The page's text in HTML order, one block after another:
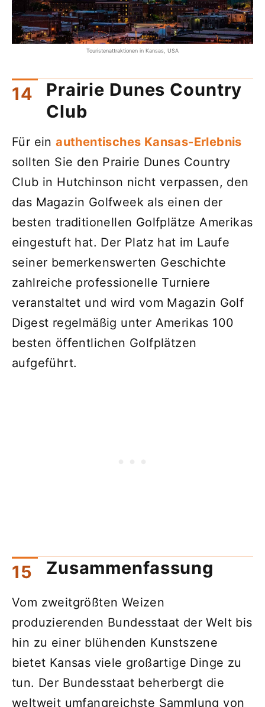
Touristenattraktionen in Kansas, USA
Prairie Dunes Country
Club
Für einauthentisches Kansas-Erlebnis
sollten Sie den Prairie Dunes Country
Club in Hutchinson nicht verpassen, den
das Magazin Golfweek als einen der
besten traditionellen Golfplätze Amerikas
eingestuft hat. Der Platz hat im Laufe
seiner bemerkenswerten Geschichte
zahlreiche professionelle Turniere
veranstaltet und wird vom Magazin Golf
Digest regelmäßig unter Amerikas 100
besten öffentlichen Golfplätzen
aufgeführt.
Zusammenfassung
Vom zweitgrößten Weizen
produzierenden Bundesstaat der Welt bis
hin zu einer blühenden Kunstszene
bietet Kansas viele großartige Dinge zu
tun. Der Bundesstaat beherbergt die
weltweit umfangreichste Sammlung von